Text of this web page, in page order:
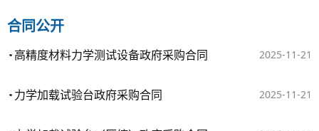
合同公开
2025-11-21
高精度材料力学测试设备政府采购合同
2025-11-21
力学加载试验台政府采购合同